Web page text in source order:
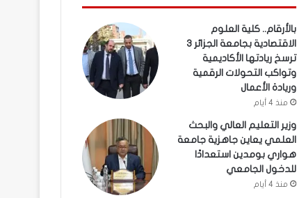
بالأرقام.. كلية العلوم
الاقتصادية بجامعة الجزائر 3
ترسخ ريادتها الأكاديمية
وتواكب التحولات الرقمية
وريادة الأعمال
منذ 4 أيام
وزير التعليم العالي والبحث
العلمي يعاين جاهزية جامعة
هواري بومدين استعدادًا
للدخول الجامعي
منذ 4 أيام